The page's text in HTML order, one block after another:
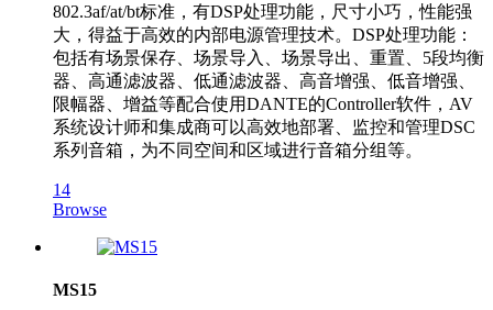
802.3af/at/bt标准，有DSP处理功能，尺寸小巧，性能强
大，得益于高效的内部电源管理技术。DSP处理功能：
包括有场景保存、场景导入、场景导出、重置、5段均衡
器、高通滤波器、低通滤波器、高音增强、低音增强、
限幅器、增益等配合使用DANTE的Controller软件，AV
系统设计师和集成商可以高效地部署、监控和管理DSC
系列音箱，为不同空间和区域进行音箱分组等。
14
Browse
MS15